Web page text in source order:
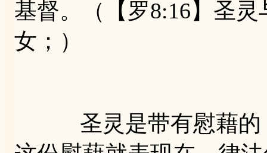
基督。（【罗8:16】圣
女；）
圣灵是带有慰藉的，